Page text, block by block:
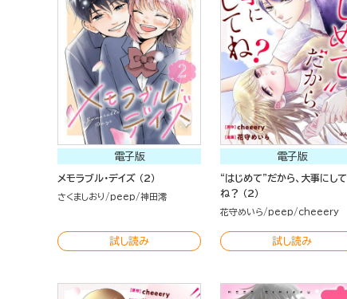
電子版
メモラブル・デイズ （2）
さくましおり peep 神田澪
試し読み
電子版
“はじめて”だから、大事にして
ね？ （2）
花守めいら peep cheeery
試し読み